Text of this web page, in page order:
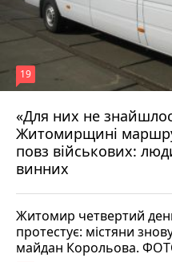
«Для них не
Житомирщині
повз військових:
винних
19
17 липня 2026 р.
Житомир четвертий
протестує: містяни
майдан Корольова.